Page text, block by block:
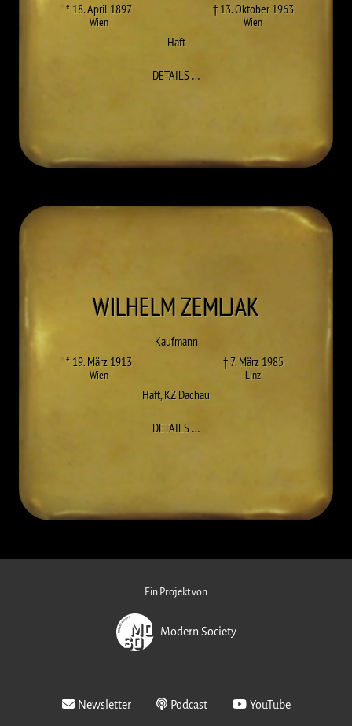
* 18. April 1897
Wien
† 13. Oktober 1963
Wien
Haft
DETAILS…ZU KARL WOLF
WILHELMZEMLJAK
Kaufmann
* 19. März 1913
Wien
† 7. März 1985
Linz
Haft,KZ Dachau
DETAILS…ZU WILHELM ZEMLJAK
Ein Projekt von
Modern Society
Newsletter Podcast YouTube